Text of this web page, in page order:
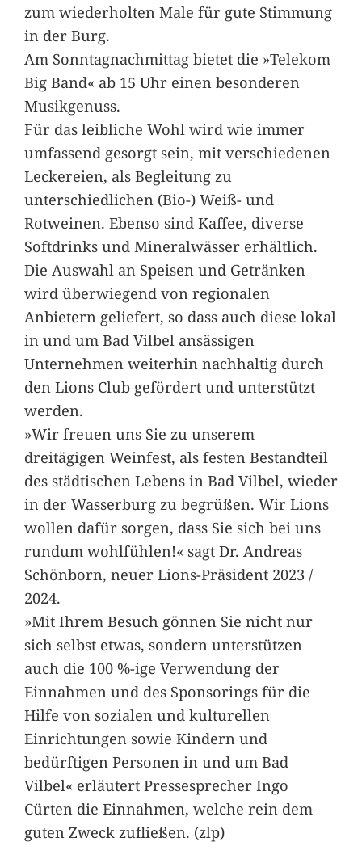
zum wiederholten Male für gute Stimmung
in der Burg.
Am Sonntagnachmittag bietet die »Telekom
Big Band« ab 15 Uhr einen besonderen
Musikgenuss.
Für das leibliche Wohl wird wie immer
umfassend gesorgt sein, mit verschiedenen
Leckereien, als Begleitung zu
unterschiedlichen (Bio-) Weiß- und
Rotweinen. Ebenso sind Kaffee, diverse
Softdrinks und Mineralwässer erhältlich.
Die Auswahl an Speisen und Getränken
wird überwiegend von regionalen
Anbietern geliefert, so dass auch diese lokal
in und um Bad Vilbel ansässigen
Unternehmen weiterhin nachhaltig durch
den Lions Club gefördert und unterstützt
werden.
»Wir freuen uns Sie zu unserem
dreitägigen Weinfest, als festen Bestandteil
des städtischen Lebens in Bad Vilbel, wieder
in der Wasserburg zu begrüßen. Wir Lions
wollen dafür sorgen, dass Sie sich bei uns
rundum wohlfühlen!« sagt Dr. Andreas
Schönborn, neuer Lions-Präsident 2023 /
2024.
»Mit Ihrem Besuch gönnen Sie nicht nur
sich selbst etwas, sondern unterstützen
auch die 100 %-ige Verwendung der
Einnahmen und des Sponsorings für die
Hilfe von sozialen und kulturellen
Einrichtungen sowie Kindern und
bedürftigen Personen in und um Bad
Vilbel« erläutert Pressesprecher Ingo
Cürten die Einnahmen, welche rein dem
guten Zweck zufließen. (zlp)